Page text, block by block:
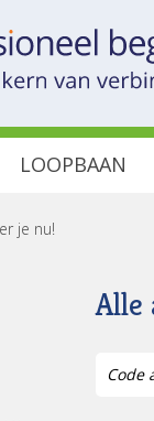
LOOPBAAN
je nu!
Alle